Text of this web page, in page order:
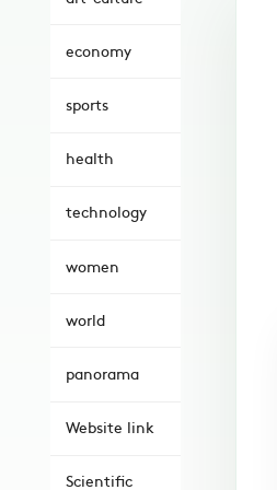
economy
sports
health
technology
women
world
panorama
Website link
Scientific